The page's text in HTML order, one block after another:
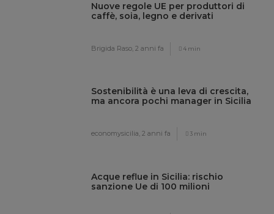
Nuove regole UE per produttori di
caffè, soia, legno e derivati
Brigida Raso,2 anni fa 4 min
Sostenibilità è una leva di crescita,
ma ancora pochi manager in Sicilia
economysicilia,2 anni fa 3 min
Acque reflue in Sicilia: rischio
sanzione Ue di 100 milioni